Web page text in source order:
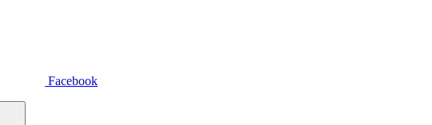
Facebook